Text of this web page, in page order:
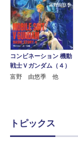
コンビネーション 機動
戦士Ｖガンダム（４）
富野 由悠季 他
トピックス